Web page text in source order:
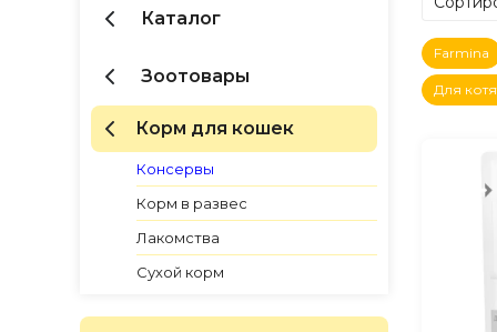
Каталог
Зоотовары
Корм для кошек
Консервы
Корм в развес
Лакомства
Сухой корм
по
по
по
по
Farmina
Для